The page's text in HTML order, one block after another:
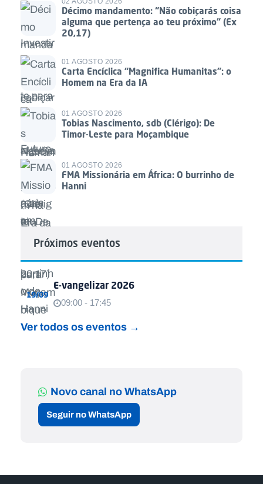
Décimo mandamento: “Não cobiçarás coisa
alguma que pertença ao teu próximo” (Ex
20,17)
01 AGOSTO 2026
Carta Encíclica “Magnifica Humanitas”: o
Homem na Era da IA
01 AGOSTO 2026
Tobias Nascimento, sdb (Clérigo): De
Timor-Leste para Moçambique
01 AGOSTO 2026
FMA Missionária em África: O burrinho de
Hanni
Próximos eventos
19/09
E-vangelizar 2026
09:00 - 17:45
Ver todos os eventos →
Novo canal no WhatsApp
Seguir no WhatsApp